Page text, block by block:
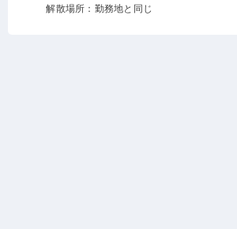
解散場所：勤務地と同じ